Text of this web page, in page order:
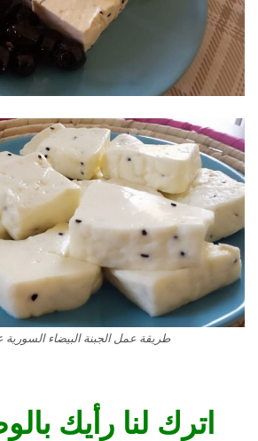
طريقة عمل الجبنة البيضاء السورية
اترك لنا رأيك